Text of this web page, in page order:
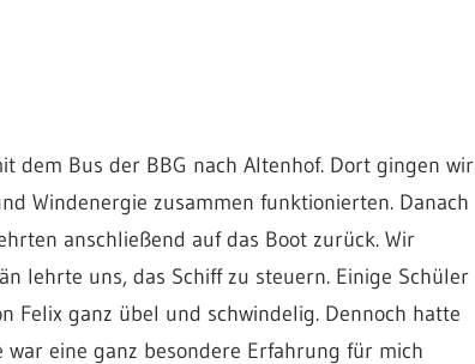
dem Bus der BBG nach Altenhof. Dort gingen wir
Windenergie zusammen funktionierten. Danach
anschließend auf das Boot zurück. Wir
lehrte uns, das Schiff zu steuern. Einige Schüler
Felix ganz übel und schwindelig. Dennoch hatte
eine ganz besondere Erfahrung für mich